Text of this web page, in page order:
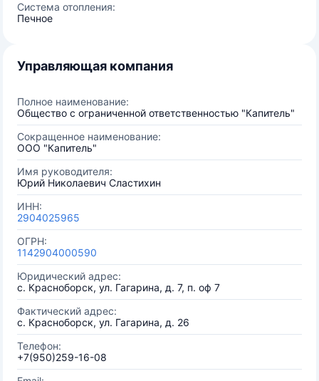
Система отопления:
Печное
Управляющая компания
Полное наименование:
Общество с ограниченной ответственностью "Капитель"
Сокращенное наименование:
ООО "Капитель"
Имя руководителя:
Юрий Николаевич Сластихин
ИНН:
2904025965
ОГРН:
1142904000590
Юридический адрес:
с. Красноборск, ул. Гагарина, д. 7, п. оф 7
Фактический адрес:
с. Красноборск, ул. Гагарина, д. 26
Телефон:
+7(950)259-16-08